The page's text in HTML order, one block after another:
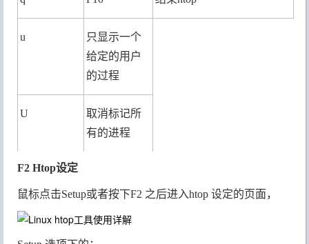
u
只显示一个
给定的用户
的过程
U
取消标记所
有的进程
H
用户线程
显示或隐藏
F2 Htop设定
鼠标点击Setup或者按下F2 之后进入htop 设定的页面，